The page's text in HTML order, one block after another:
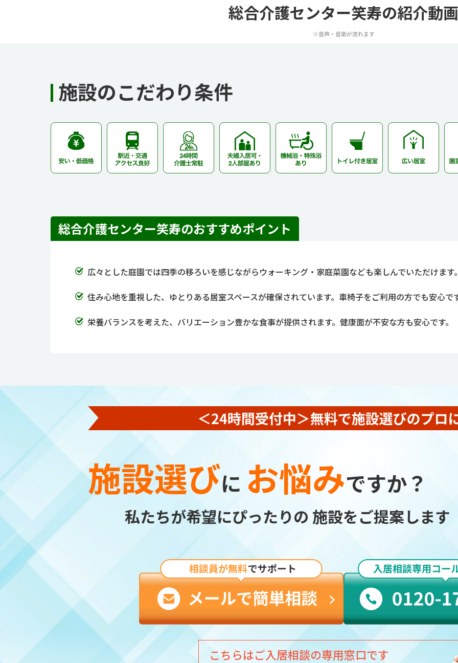
総合介護センター笑寿の紹介動画
※音声・音楽が流れます
施設のこだわり条件
総合介護センター笑寿のおすすめポイント
広々とした庭園では四季の移ろいを感じながらウォーキング・家庭菜園なども楽しんでいただけます
住み心地を重視した、ゆとりある居室スペースが確保されています。車椅子をご利用の方でも安心で
栄養バランスを考えた、バリエーション豊かな食事が提供されます。健康面が不安な方も安心です。
施設選びに お悩みですか？
私たちが希望にぴったりの 施設をご提案します
こちらはご入居相談の専用窓口です